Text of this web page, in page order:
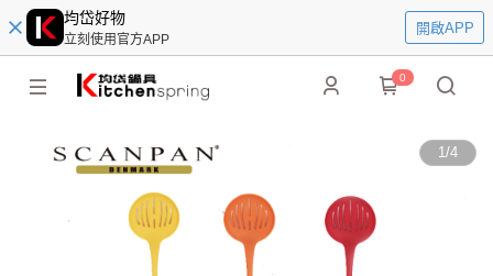
均岱好物
立刻使用官方APP
開啟APP
0
1/4